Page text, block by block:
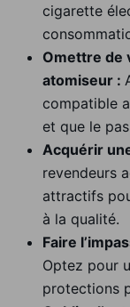
cigarette
Omettre de
atomiseur :
compatible
et que le
Acquérir
revendeurs
attractifs
à la qualité.
Faire
Optez pour
protections